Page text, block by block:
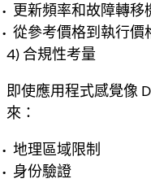
更新頻率和故障轉移
從參考價格到執行價
4) 合規性考量
即使應用程式感覺像
來：
地理區域限制
身份驗證